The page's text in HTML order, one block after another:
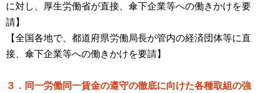
に対し、厚生労働省が直接、傘下企業等への働きかけを要
請】
【全国各地で、都道府県労働局長が管内の経済団体等に直
接、傘下企業等への働きかけを要請】
３．同一労働同一賃金の遵守の徹底に向けた各種取組の強